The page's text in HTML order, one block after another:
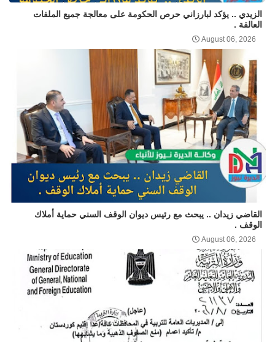
الزيدي .. يؤكد لبارزاني حرص الحكومة على معالجة جميع الملفات
العالقة .
August 06, 2026
القاضي زيدان .. يبحث مع رئيس ديوان الوقف السني حماية أملاك
الوقف .
August 06, 2026